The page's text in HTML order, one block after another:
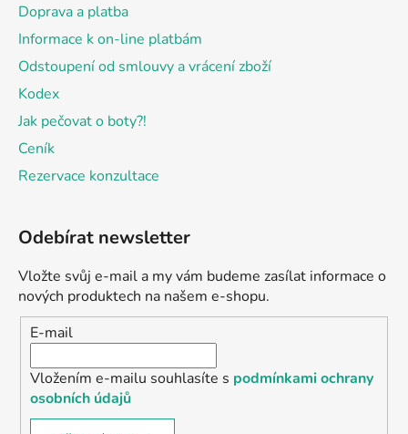
Doprava a platba
Informace k on-line platbám
Odstoupení od smlouvy a vrácení zboží
Kodex
Jak pečovat o boty?!
Ceník
Rezervace konzultace
Odebírat newsletter
Vložte svůj e-mail a my vám budeme zasílat informace o
nových produktech na našem e-shopu.
E-mail
Vložením e-mailu souhlasíte s podmínkami ochrany
osobních údajů